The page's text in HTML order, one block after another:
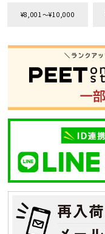
¥8,001〜¥10,000